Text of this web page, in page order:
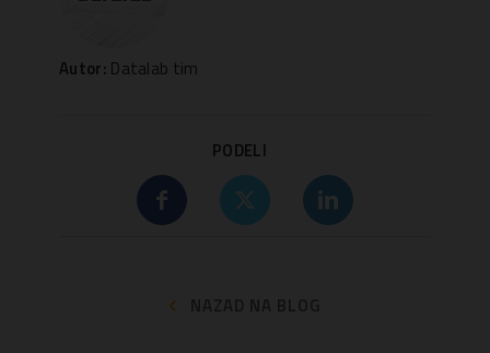
Autor: Datalab tim
PODELI